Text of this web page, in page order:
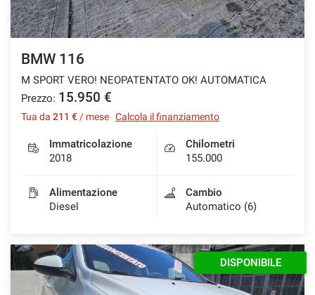
BMW 116
M SPORT VERO! NEOPATENTATO OK! AUTOMATICA
Prezzo: 15.950 €
Tua da 211 € / mese Calcola il finanziamento
Immatricolazione
2018
Chilometri
155.000
Alimentazione
Diesel
Cambio
Automatico (6)
DISPONIBILE